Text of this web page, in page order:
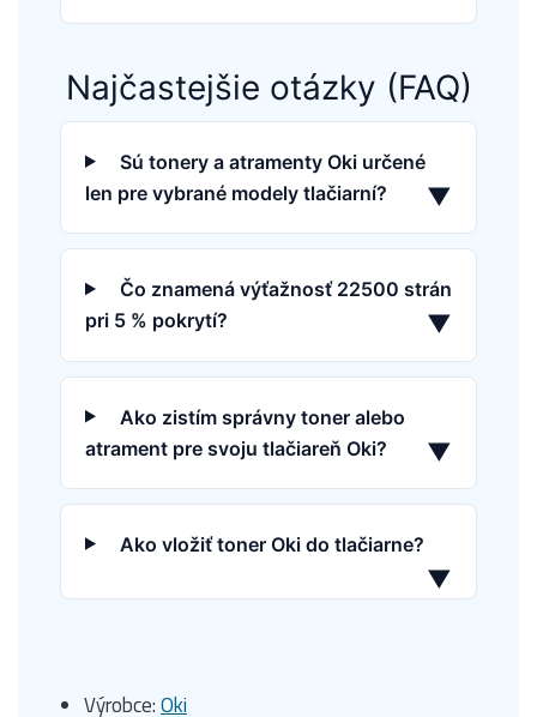
Najčastejšie otázky (FAQ)
Sú tonery a atramenty Oki určené
len pre vybrané modely tlačiarní?
▼
Čo znamená výťažnosť 22500 strán
pri 5 % pokrytí?
▼
Ako zistím správny toner alebo
atrament pre svoju tlačiareň Oki?
▼
Ako vložiť toner Oki do tlačiarne?
▼
Výrobce:Oki